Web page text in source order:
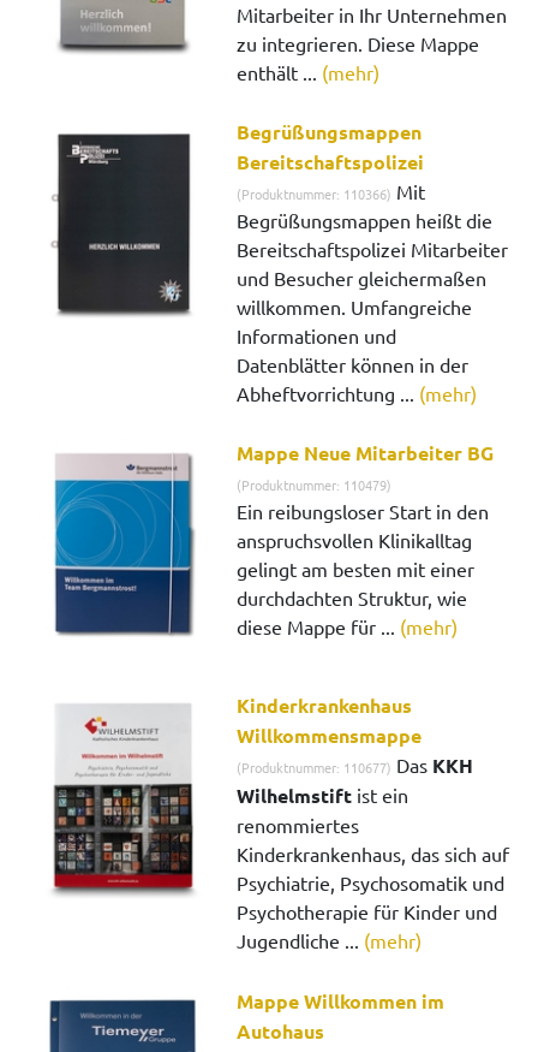
Mitarbeiter in Ihr Unternehmen
zu integrieren. Diese Mappe
enthält ... (mehr)
Begrüßungsmappen
Bereitschaftspolizei
(Produktnummer: 110366) Mit
Begrüßungsmappen heißt die
Bereitschaftspolizei Mitarbeiter
und Besucher gleichermaßen
willkommen. Umfangreiche
Informationen und
Datenblätter können in der
Abheftvorrichtung ... (mehr)
Mappe Neue Mitarbeiter BG
(Produktnummer: 110479)
Ein reibungsloser Start in den
anspruchsvollen Klinikalltag
gelingt am besten mit einer
durchdachten Struktur, wie
diese Mappe für ... (mehr)
Kinderkrankenhaus
Willkommensmappe
(Produktnummer: 110677) Das KKH
Wilhelmstift ist ein
renommiertes
Kinderkrankenhaus, das sich auf
Psychiatrie, Psychosomatik und
Psychotherapie für Kinder und
Jugendliche ... (mehr)
Mappe Willkommen im
Autohaus